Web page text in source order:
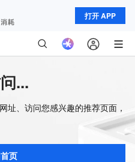
打开 APP
...
址、访问您感兴趣的推荐页面，
页